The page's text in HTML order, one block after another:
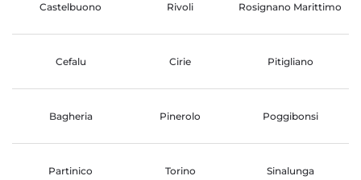
Castelbuono Rivoli Rosignano Marittimo
Cefalu Cirie Pitigliano
Bagheria Pinerolo Poggibonsi
Partinico Torino Sinalunga